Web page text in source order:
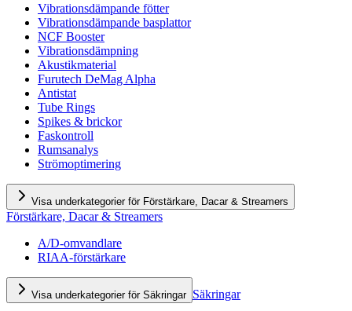
Vibrationsdämpande fötter
Vibrationsdämpande basplattor
NCF Booster
Vibrationsdämpning
Akustikmaterial
Furutech DeMag Alpha
Antistat
Tube Rings
Spikes & brickor
Faskontroll
Rumsanalys
Strömoptimering
Visa underkategorier för Förstärkare, Dacar & Streamers
Förstärkare, Dacar & Streamers
A/D-omvandlare
RIAA-förstärkare
Visa underkategorier för Säkringar Säkringar